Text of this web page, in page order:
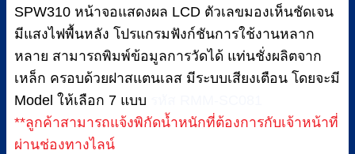
฿33,600
SPW310 หน้าจอแสดงผล LCD ตัวเลขมองเห็นชัดเจน
มีแสงไฟพื้นหลัง โปรแกรมฟังก์ชันการใช้งานหลาก
หลาย สามารถพิมพ์ข้อมูลการวัดได้ แท่นชั่งผลิตจาก
เหล็ก ครอบด้วยฝาสแตนเลส มีระบบเสียงเตือน โดยจะมี
Model ให้เลือก 7 แบบ
**ลูกค้าสามารถแจ้งพิกัดน้ำหนักที่ต้องการกับเจ้าหน้าที่
ผ่านช่องทางไลน์